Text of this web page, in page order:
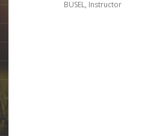
BUSEL, Instructor